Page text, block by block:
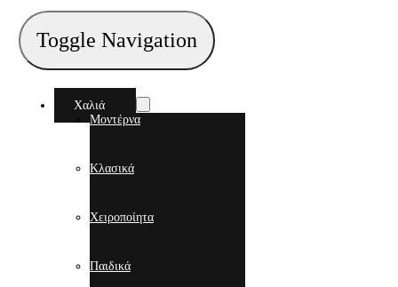
Toggle Navigation
Χαλιά
Μοντέρνα
Κλασικά
Χειροποίητα
Παιδικά